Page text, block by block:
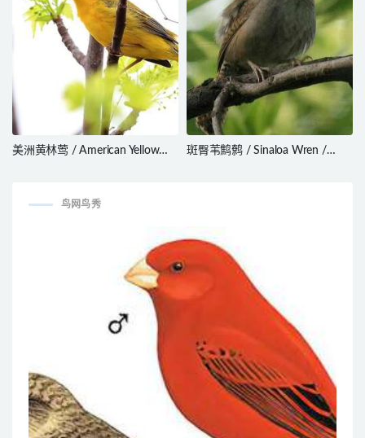
美洲黄林莺 / American Yellow
斑臀苇鹪鹩 / Sinaloa Wren /
鸟网鸟秀